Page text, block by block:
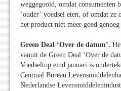
weggegooid, omdat consumenten
‘ouder’ voedsel eten, of omdat
het product niet meer goed genoeg
Green Deal ‘Over de datum’.
vanuit de Green Deal ‘Over de
Voedseltop eind januari is
Centraal Bureau
Nederlandse